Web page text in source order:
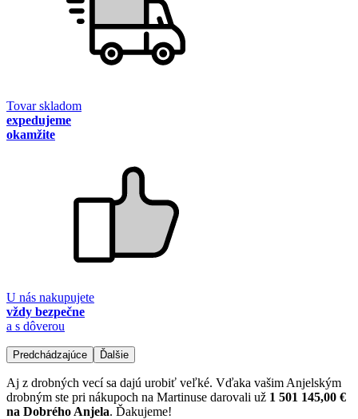
Tovar skladom
expedujeme
okamžite
U nás nakupujete
vždy bezpečne
a s dôverou
Predchádzajúce Ďalšie
Aj z drobných vecí sa dajú urobiť veľké. Vďaka vašim Anjelským
drobným ste pri nákupoch na Martinuse darovali už 1 501 145,00 €
na Dobrého Anjela. Ďakujeme!